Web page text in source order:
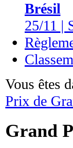
Brésil
25/11 |
Vous êtes
Prix de
Grand